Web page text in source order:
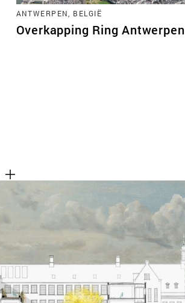
ANTWERPEN, BELGIË
Overkapping Ring Antwerpen